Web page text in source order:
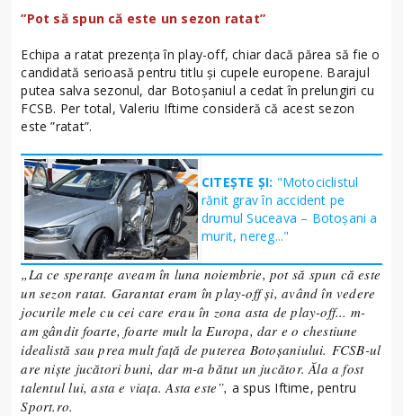
”Pot să spun că este un sezon ratat”
Echipa a ratat prezența în play-off, chiar dacă părea să fie o
candidată serioasă pentru titlu și cupele europene. Barajul
putea salva sezonul, dar Botoșaniul a cedat în prelungiri cu
FCSB. Per total, Valeriu Iftime consideră că acest sezon
este ”ratat”.
CITEȘTE ȘI: "Motociclistul
rănit grav în accident pe
drumul Suceava – Botoșani a
murit, nereg..."
„La ce speranțe aveam în luna noiembrie, pot să spun că este
un sezon ratat. Garantat eram în play-off și, având în vedere
jocurile mele cu cei care erau în zona asta de play-off... m-
am gândit foarte, foarte mult la Europa, dar e o chestiune
idealistă sau prea mult față de puterea Botoșaniului. FCSB-ul
are niște jucători buni, dar m-a bătut un jucător. Ăla a fost
talentul lui, asta e viața. Asta este”, a spus Iftime, pentru
Sport.ro.